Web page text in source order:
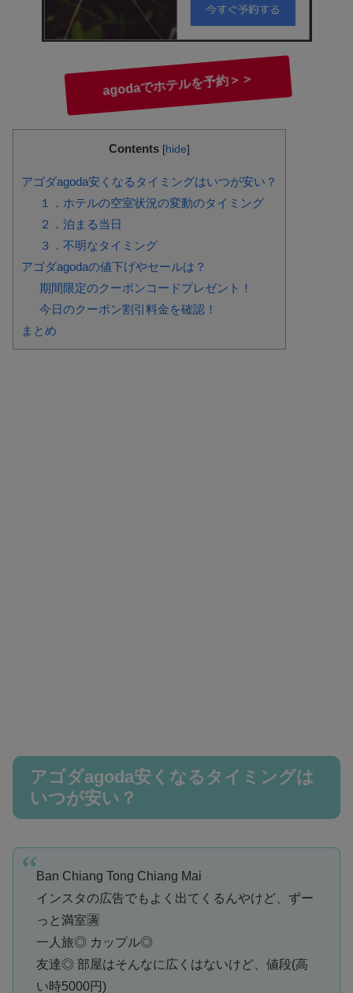
agodaでホテルを予約＞＞
Contents [hide]
アゴダagoda安くなるタイミングはいつが安い？
１．ホテルの空室状況の変動のタイミング
２．泊まる当日
３．不明なタイミング
アゴダagodaの値下げやセールは？
期間限定のクーポンコードプレゼント！
今日のクーポン割引料金を確認！
まとめ
アゴダagoda安くなるタイミングは
いつが安い？
Ban Chiang Tong Chiang Mai
インスタの広告でもよく出てくるんやけど、ずー
っと満室🈵
一人旅◎ カップル◎
友達◎ 部屋はそんなに広くはないけど、値段(高
い時5000円)